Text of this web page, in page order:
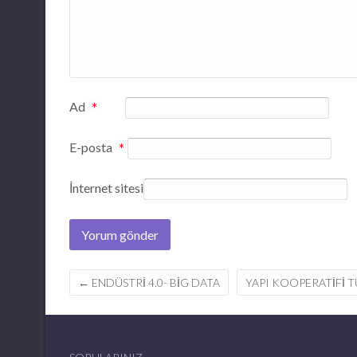
Ad *
E-posta *
İnternet sitesi
Post
navigation
← ENDÜSTRI 4.0- BIG DATA YAPI KOOPERATIFI